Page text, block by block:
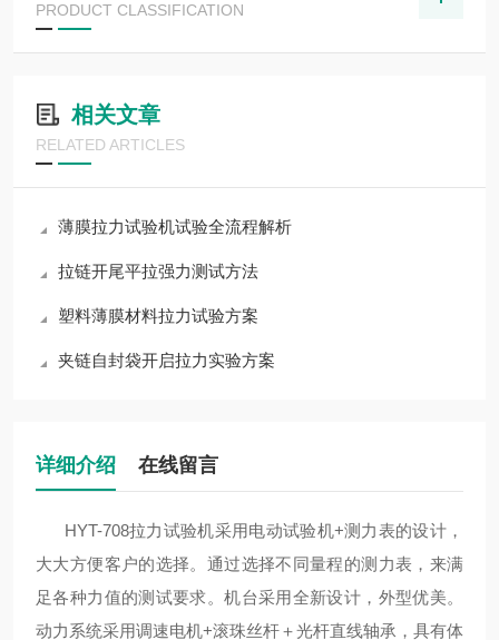
PRODUCT CLASSIFICATION
相关文章
RELATED ARTICLES
薄膜拉力试验机试验全流程解析
拉链开尾平拉强力测试方法
塑料薄膜材料拉力试验方案
夹链自封袋开启拉力实验方案
详细介绍 在线留言
HYT-708拉力试验机采用电动试验机+测力表的设计，
大大方便客户的选择。通过选择不同量程的测力表，来满
足各种力值的测试要求。机台采用全新设计，外型优美。
动力系统采用调速电机+滚珠丝杆＋光杆直线轴承，具有体